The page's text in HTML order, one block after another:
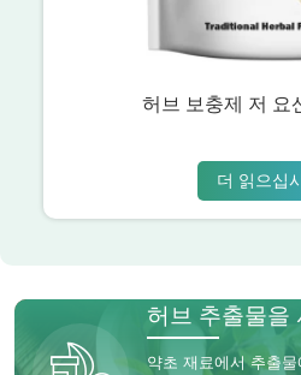
허브 보충제 저 요
더 읽으십
허브 추출물을
약초 재료에서 추출